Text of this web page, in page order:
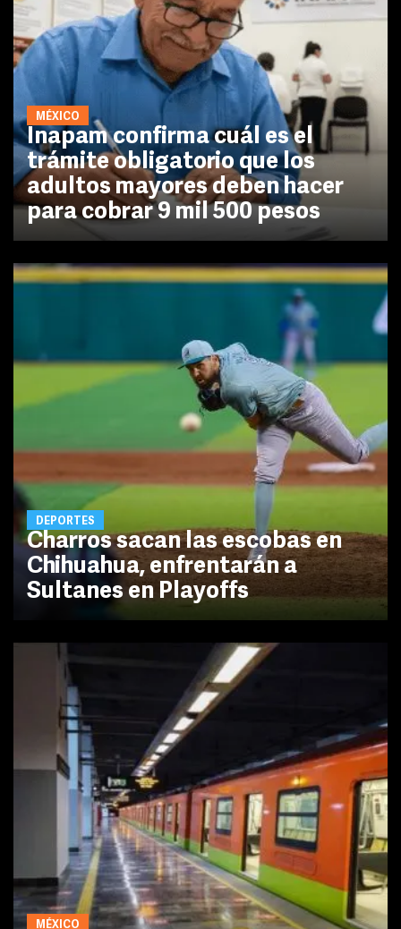
MÉXICO
Inapam confirma cuál es el
trámite obligatorio que los
adultos mayores deben hacer
para cobrar 9 mil 500 pesos
DEPORTES
Charros sacan las escobas en
Chihuahua, enfrentarán a
Sultanes en Playoffs
MÉXICO